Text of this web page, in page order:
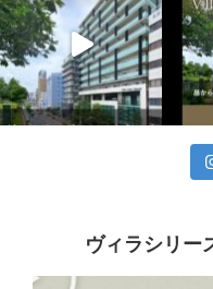
ヴィラシリー